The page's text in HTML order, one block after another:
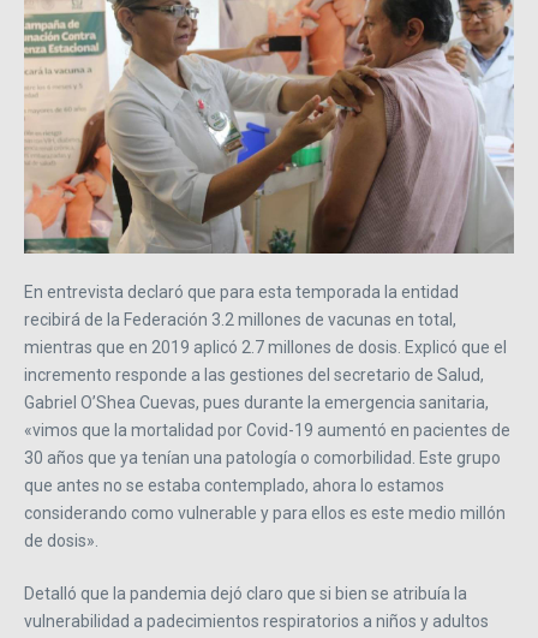
En entrevista declaró que para esta temporada la entidad
recibirá de la Federación 3.2 millones de vacunas en total,
mientras que en 2019 aplicó 2.7 millones de dosis. Explicó que el
incremento responde a las gestiones del secretario de Salud,
Gabriel O’Shea Cuevas, pues durante la emergencia sanitaria,
«vimos que la mortalidad por Covid-19 aumentó en pacientes de
30 años que ya tenían una patología o comorbilidad. Este grupo
que antes no se estaba contemplado, ahora lo estamos
considerando como vulnerable y para ellos es este medio millón
de dosis».
Detalló que la pandemia dejó claro que si bien se atribuía la
vulnerabilidad a padecimientos respiratorios a niños y adultos